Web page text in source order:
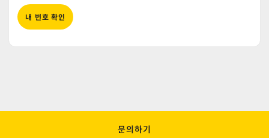
내 번호 확인
문의하기